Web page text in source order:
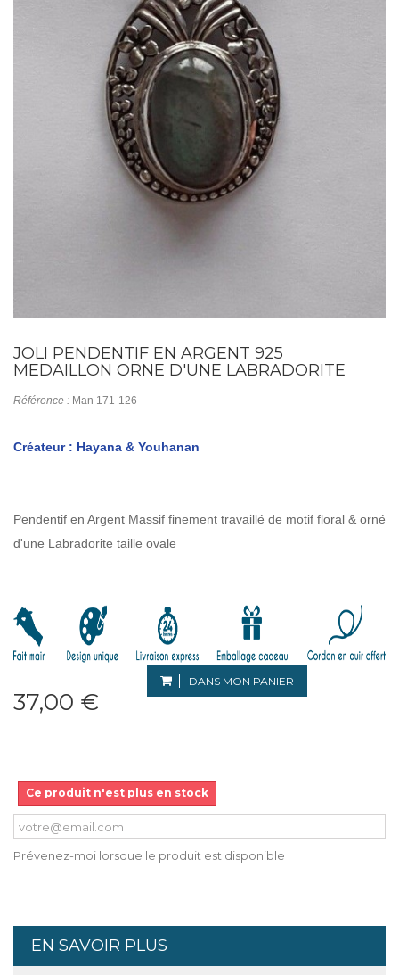
JOLI PENDENTIF EN ARGENT 925
MEDAILLON ORNE D'UNE LABRADORITE
Référence : Man 171-126
Créateur : Hayana & Youhanan
Pendentif en Argent Massif finement travaillé de motif floral & orné
d'une Labradorite taille ovale
37,00 €
DANS MON PANIER
Ce produit n'est plus en stock
Prévenez-moi lorsque le produit est disponible
EN SAVOIR PLUS